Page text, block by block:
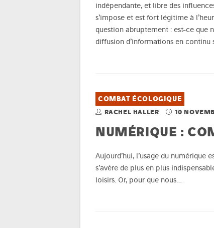
indépendante, et libre des
s’impose et est fort légitime à
question abruptement : est-ce que
diffusion d’informations en continu
COMBAT ÉCOLOGIQUE
RACHEL HALLER 10
NUMÉRIQUE :
Aujourd’hui, l’usage du
s’avère de plus en plus
loisirs. Or, pour que nous…